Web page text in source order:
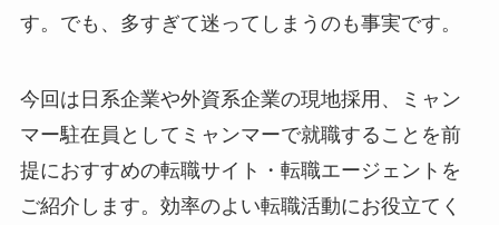
す。でも、多すぎて迷ってしまうのも事実です。
今回は日系企業や外資系企業の現地採用、ミャン
マー駐在員としてミャンマーで就職することを前
提におすすめの転職サイト・転職エージェントを
ご紹介します。効率のよい転職活動にお役立てく